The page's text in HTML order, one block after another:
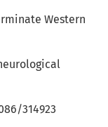
Western
314923